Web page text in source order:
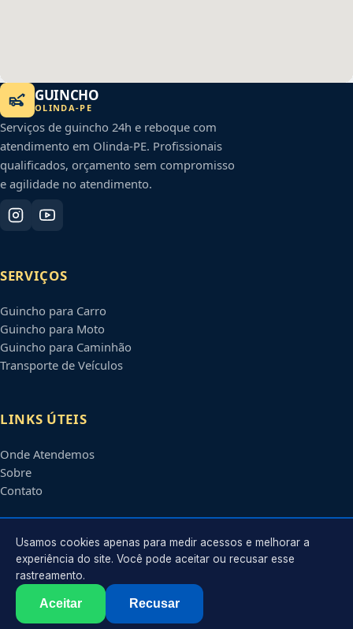
GUINCHO
OLINDA-PE
Serviços de guincho 24h e reboque com
atendimento em Olinda-PE. Profissionais
qualificados, orçamento sem compromisso
e agilidade no atendimento.
SERVIÇOS
Guincho para Carro
Guincho para Moto
Guincho para Caminhão
Transporte de Veículos
LINKS ÚTEIS
Onde Atendemos
Sobre
Contato
CONTATO
Atendimento em
contato@guinchosolinda.com.br
2026 Olinda
. Todos os direitos reservados.
Usamos cookies apenas para medir acessos e melhorar a
experiência do site. Você pode aceitar ou recusar esse
rastreamento.
Aceitar Recusar